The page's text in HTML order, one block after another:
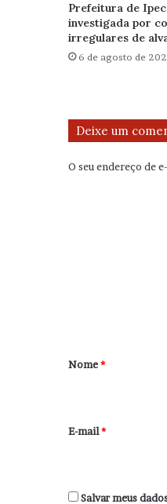
Prefeitura de
investigada por
irregulares de
6 de agosto de
Deixe um
O seu endereço de
r
*
Nome*
E-mail*
Salvar meus